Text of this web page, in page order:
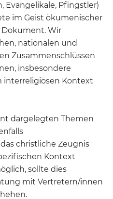
Evangelikale, Pfingstler)
im Geist ökumenischer
Wir
nationalen und
Zusammenschlüssen
insbesondere
interreligiösen Kontext
dargelegten Themen
christliche Zeugnis
Kontext
sollte dies
mit Vertretern/innen